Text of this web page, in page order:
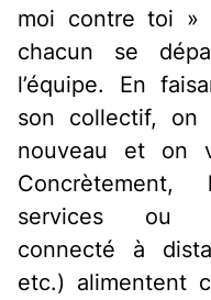
moi contre toi
chacun se
l’équipe. En
son collectif, on
nouveau et on
services ou
connecté à
etc.) alimentent